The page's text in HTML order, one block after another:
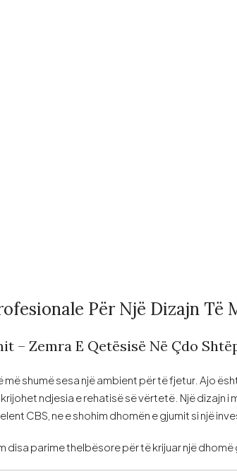
Për Një Dizajn Të
– Zemra E Qetësisë Në Çdo
më shumë sesa një ambient për të fjetur. Ajo
ndjesia e rehatisë së vërtetë. Një dizajn
CBS, ne e shohim dhomën e gjumit si një
disa parime thelbësore për të krijuar një